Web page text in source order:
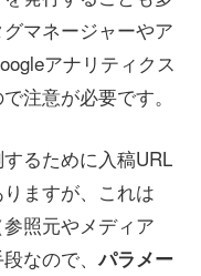
マネージャーやア
アナリティクス
注意が必要です。
るために入稿URL
ますが、これは
照元やメディア
なので、パラメー